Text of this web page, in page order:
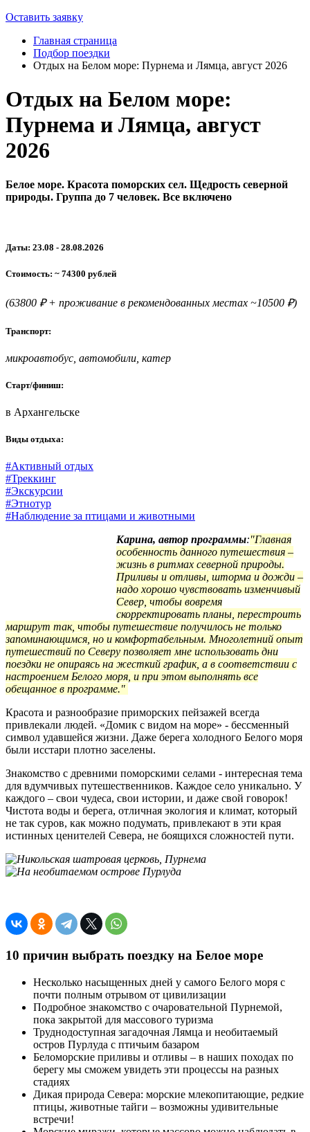
Оставить заявку
Главная страница
Подбор поездки
Отдых на Белом море: Пурнема и Лямца, август 2026
Отдых на Белом море:
Пурнема и Лямца, август
2026
Белое море. Красота поморских сел. Щедрость северной
природы. Группа до 7 человек. Все включено
Даты: 23.08 - 28.08.2026
Стоимость: ~ 74300 рублей
(63800 ₽ + проживание в рекомендованных местах ~10500 ₽)
Транспорт:
микроавтобус, автомобили, катер
Старт/финиш:
в Архангельске
Виды отдыха:
#Активный отдых
#Треккинг
#Экскурсии
#Этнотур
#Наблюдение за птицами и животными
Карина, автор программы:"Главная
особенность данного путешествия –
жизнь в ритмах северной природы.
Приливы и отливы, шторма и дожди –
надо хорошо чувствовать изменчивый
Север, чтобы вовремя
скорректировать планы, перестроить
маршрут так, чтобы путешествие получилось не только
запоминающимся, но и комфортабельным. Многолетний опыт
путешествий по Северу позволяет мне использовать дни
поездки не опираясь на жесткий график, а в соответствии с
настроением Белого моря, и при этом выполнять все
обещанное в программе."
Красота и разнообразие приморских пейзажей всегда
привлекали людей. «Домик с видом на море» - бессменный
символ удавшейся жизни. Даже берега холодного Белого моря
были исстари плотно заселены.
Знакомство с древними поморскими селами - интересная тема
для вдумчивых путешественников. Каждое село уникально. У
каждого – свои чудеса, свои истории, и даже свой говорок!
Чистота воды и берега, отличная экология и климат, который
не так суров, как можно подумать, привлекают в эти края
истинных ценителей Севера, не боящихся сложностей пути.
10 причин выбрать поездку на Белое море
Несколько насыщенных дней у самого Белого моря с
почти полным отрывом от цивилизации
Подробное знакомство с очаровательной Пурнемой,
пока закрытой для массового туризма
Труднодоступная загадочная Лямца и необитаемый
остров Пурлуда с птичьим базаром
Беломорские приливы и отливы – в наших походах по
берегу мы сможем увидеть эти процессы на разных
стадиях
Дикая природа Севера: морские млекопитающие, редкие
птицы, животные тайги – возможны удивительные
встречи!